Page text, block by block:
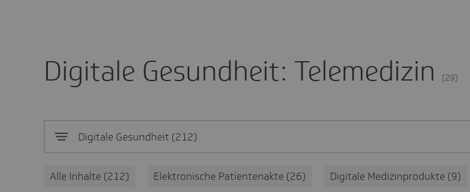
Digitale Gesundheit: Telemedizin (29)
Digitale Gesundheit 212
Alle Inhalte 212 Elektronische Patientenakte 26 Digitale Medizinprodukte 9